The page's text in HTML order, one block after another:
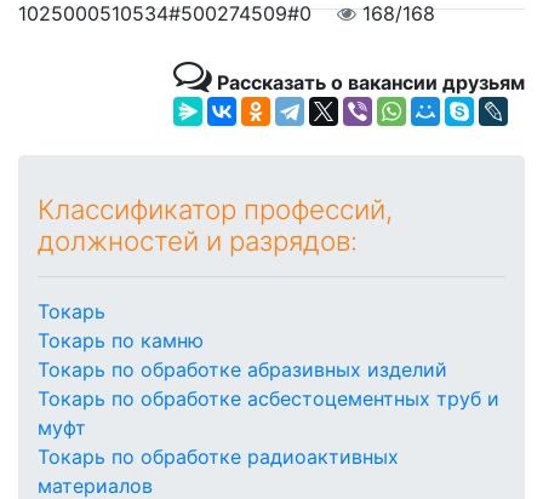
1025000510534#500274509#0
168/168
Рассказать о вакансии друзьям
Классификатор профессий,
должностей и разрядов:
Токарь
Токарь по камню
Токарь по обработке абразивных изделий
Токарь по обработке асбестоцементных труб и
муфт
Токарь по обработке радиоактивных
материалов